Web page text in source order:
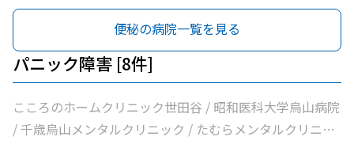
千歳烏山駅前いたがき内科クリニック内科・消化器内科・
内視鏡内科・肛門内科 / 世田谷調布大友内科リウマチ科千
歳烏山院 / 烏山クリニック / 医療法人社団はなまる会烏山
はなクリニック / 医療法人社団下田緑眞会世田谷北部クリ
ニック / 医療法人社団親樹会恵泉第二クリニック / 烏山慶
友整形外科・内科総合クリニック / 医療法人社団広田内科
便秘の病院一覧を見る
パニック障害 [8件]
こころのホームクリニック世田谷 / 昭和医科大学烏山病院
/ 千歳烏山メンタルクリニック / たむらメンタルクリニッ